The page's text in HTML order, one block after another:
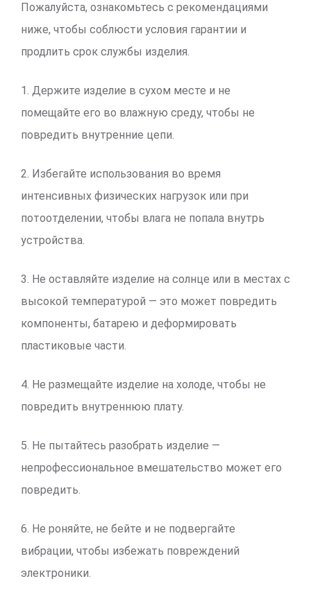
Пожалуйста, ознакомьтесь с рекомендациями
ниже, чтобы соблюсти условия гарантии и
продлить срок службы изделия.
1. Держите изделие в сухом месте и не
помещайте его во влажную среду, чтобы не
повредить внутренние цепи.
2. Избегайте использования во время
интенсивных физических нагрузок или при
потоотделении, чтобы влага не попала внутрь
устройства.
3. Не оставляйте изделие на солнце или в местах с
высокой температурой — это может повредить
компоненты, батарею и деформировать
пластиковые части.
4. Не размещайте изделие на холоде, чтобы не
повредить внутреннюю плату.
5. Не пытайтесь разобрать изделие —
непрофессиональное вмешательство может его
повредить.
6. Не роняйте, не бейте и не подвергайте
вибрации, чтобы избежать повреждений
электроники.